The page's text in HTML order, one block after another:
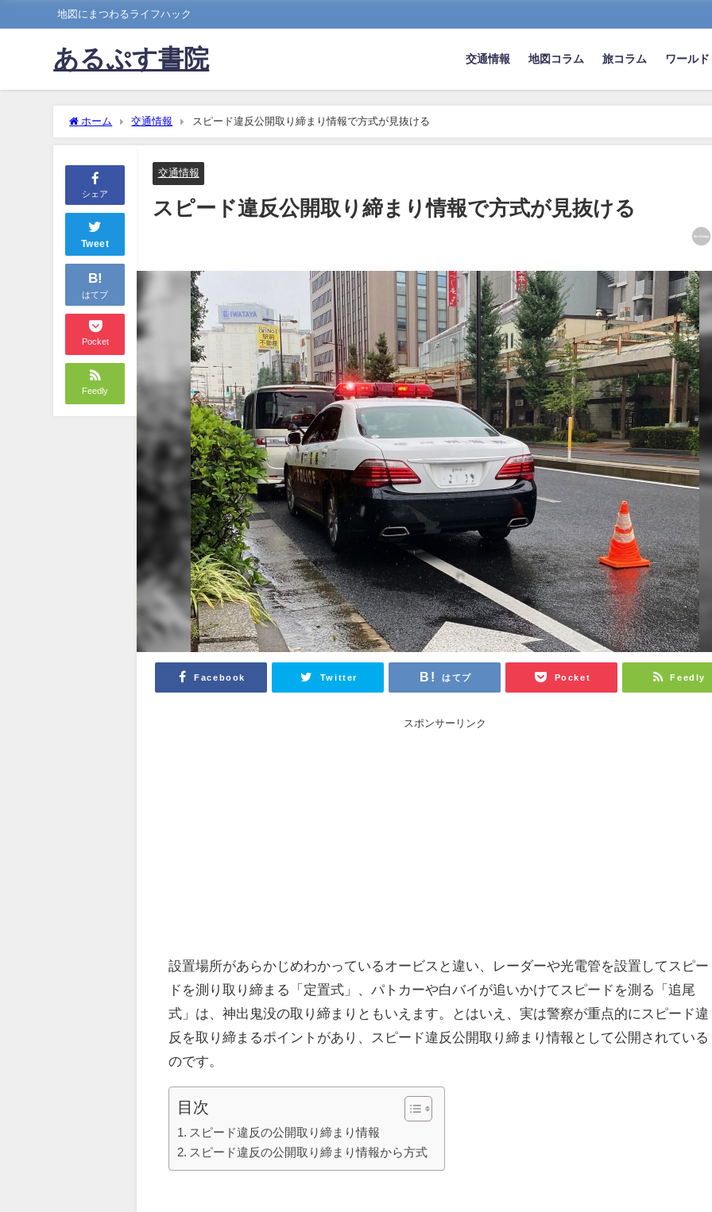
地図にまつわるライフハック
あるぷす書院 交通情報 地図コラム 旅コラム ワールド
ホーム 交通情報 スピード違反公開取り締まり情報で方式が見抜ける
シェア
Tweet
B!
はてブ
Pocket
Feedly
交通情報
スピード違反公開取り締まり情報で方式が見抜ける
Facebook Twitter はてブ Pocket Feedly
スポンサーリンク
設置場所があらかじめわかっているオービスと違い、レーダーや光電管を設置してスピー
ドを測り取り締まる「定置式」、パトカーや白バイが追いかけてスピードを測る「追尾
式」は、神出鬼没の取り締まりともいえます。とはいえ、実は警察が重点的にスピード違
反を取り締まるポイントがあり、スピード違反公開取り締まり情報として公開されている
のです。
目次
スピード違反の公開取り締まり情報
スピード違反の公開取り締まり情報から方式